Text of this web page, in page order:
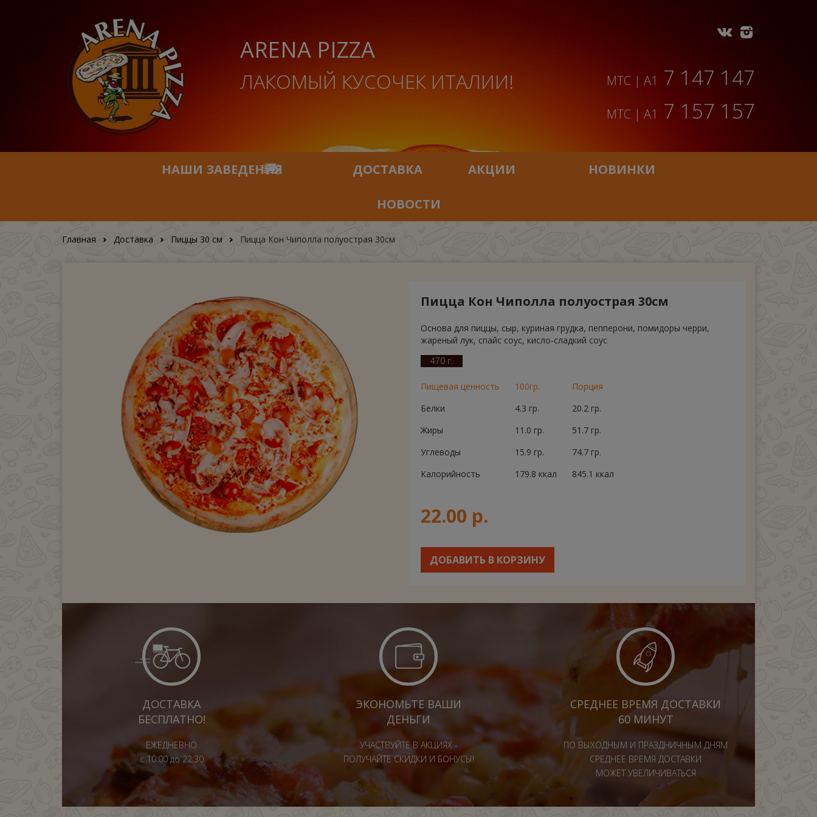
ARENA PIZZA
ЛАКОМЫЙ КУСОЧЕК ИТАЛИИ! МТС | A1 7 147 147
МТС | A1 7 157 157
НАШИ ЗАВЕДЕНИЯ ДОСТАВКА АКЦИИ НОВИНКИ
НОВОСТИ
Главная Доставка Пиццы 30 см Пицца Кон Чиполла полуострая 30см
Пицца Кон Чиполла полуострая 30см
Основа для пиццы, сыр, куриная грудка, пепперони, помидоры черри,
жареный лук, спайс соус, кисло-сладкий соус
470 г.
Пищевая ценность 100гр.
Порция
Белки
4.3 гр.
20.2 гр.
Жиры
11.0 гр.
51.7 гр.
Углеводы
15.9 гр.
74.7 гр.
Калорийность
179.8 ккал 845.1 ккал
22.00 р.
ДОБАВИТЬ В КОРЗИНУ
ДОСТАВКА
БЕСПЛАТНО!
ЕЖЕДНЕВНО
с 10:00 до 22:30
ЭКОНОМЬТЕ ВАШИ
ДЕНЬГИ
УЧАСТВУЙТЕ В АКЦИЯХ -
ПОЛУЧАЙТЕ СКИДКИ И БОНУСЫ!
СРЕДНЕЕ ВРЕМЯ ДОСТАВКИ
60 МИНУТ
ПО ВЫХОДНЫМ И ПРАЗДНИЧНЫМ ДНЯМ
СРЕДНЕЕ ВРЕМЯ ДОСТАВКИ
МОЖЕТ УВЕЛИЧИВАТЬСЯ